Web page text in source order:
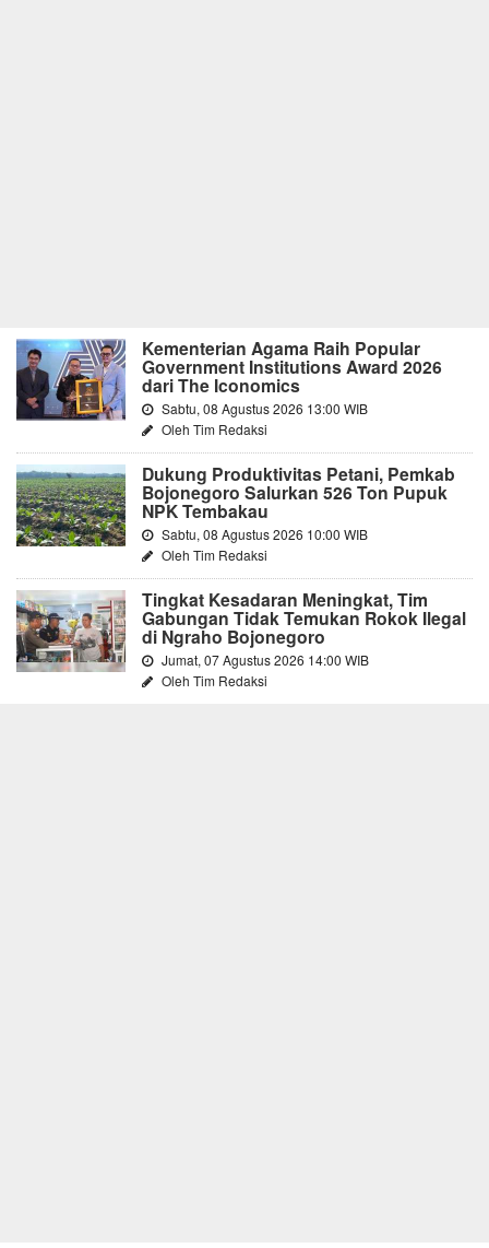
Kementerian Agama Raih Popular
Government Institutions Award 2026
dari The Iconomics
Sabtu, 08 Agustus 2026 13:00 WIB
Oleh Tim Redaksi
Dukung Produktivitas Petani, Pemkab
Bojonegoro Salurkan 526 Ton Pupuk
NPK Tembakau
Sabtu, 08 Agustus 2026 10:00 WIB
Oleh Tim Redaksi
Tingkat Kesadaran Meningkat, Tim
Gabungan Tidak Temukan Rokok Ilegal
di Ngraho Bojonegoro
Jumat, 07 Agustus 2026 14:00 WIB
Oleh Tim Redaksi